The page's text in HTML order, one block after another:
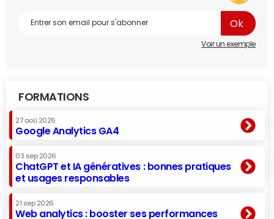
Voir un exemple
FORMATIONS
27 aoû 2026
Google Analytics GA4
03 sep 2026
ChatGPT et IA génératives : bonnes pratiques
et usages responsables
21 sep 2026
Web analytics : booster ses performances